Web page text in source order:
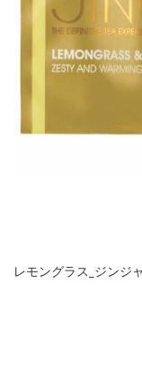
レモングラス_ジンジ